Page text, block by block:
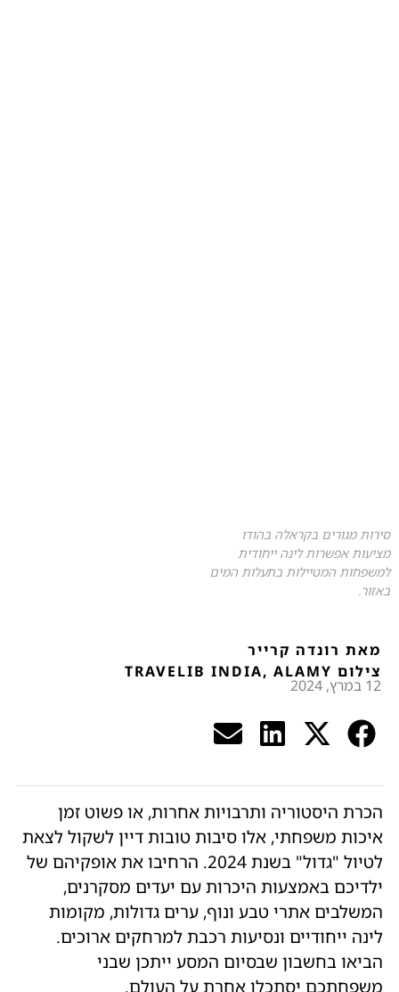
סירות מגורים בקראלה בהודו
מציעות אפשרות לינה ייחודית
למשפחות המטיילות בתעלות המים
באזור.
מאת רונדה קרייר
צילום TRAVELIB INDIA, ALAMY
12 במרץ, 2024
הכרת היסטוריה ותרבויות אחרות, או פשוט זמן
איכות משפחתי, אלו סיבות טובות דיין לשקול לצאת
לטיול "גדול" בשנת 2024. הרחיבו את אופקיהם של
ילדיכם באמצעות היכרות עם יעדים מסקרנים,
המשלבים אתרי טבע ונוף, ערים גדולות, מקומות
לינה ייחודיים ונסיעות רכבת למרחקים ארוכים.
הביאו בחשבון שבסיום המסע ייתכן שבני
משפחתכם יסתכלו אחרת על העולם.